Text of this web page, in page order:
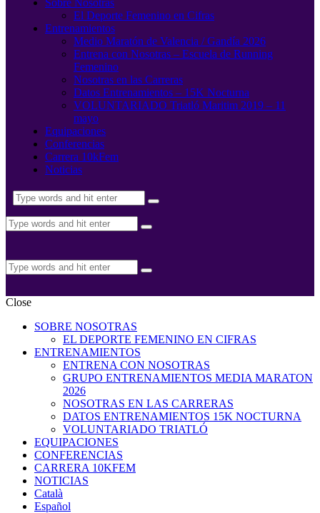
Sobre Nosotras
El Deporte Femenino en Cifras
Entrenamientos
Medio Maratón de Valencia / Gandía 2026
Entrena con Nosotras – Escuela de Running
Femenino
Nosotras en las Carreras
Datos Entrenamientos – 15K Nocturna
VOLUNTARIADO Triatló Maritim 2019 – 11
mayo
Equipaciones
Conferencias
Carrera 10kFem
Noticias
Close
SOBRE NOSOTRAS
EL DEPORTE FEMENINO EN CIFRAS
ENTRENAMIENTOS
ENTRENA CON NOSOTRAS
GRUPO ENTRENAMIENTOS MEDIA MARATON
2026
NOSOTRAS EN LAS CARRERAS
DATOS ENTRENAMIENTOS 15K NOCTURNA
VOLUNTARIADO TRIATLÓ
EQUIPACIONES
CONFERENCIAS
CARRERA 10KFEM
NOTICIAS
Català
Español